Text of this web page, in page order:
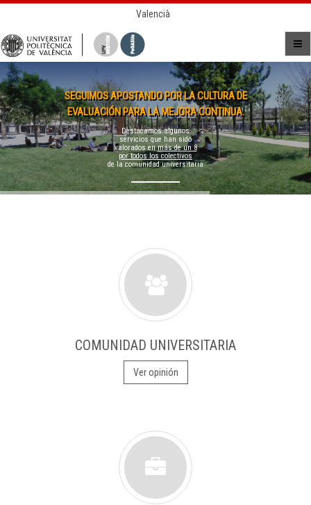
Valencià
SEGUIMOS APOSTANDO POR LA CULTURA DE
EVALUACIÓN PARA LA MEJORA CONTINUA.
Destacamos algunos
servicios que han sido
valorados enmás de un 8
por todos los colectivos
de la comunidad universitaria
COMUNIDAD UNIVERSITARIA
Ver opinión